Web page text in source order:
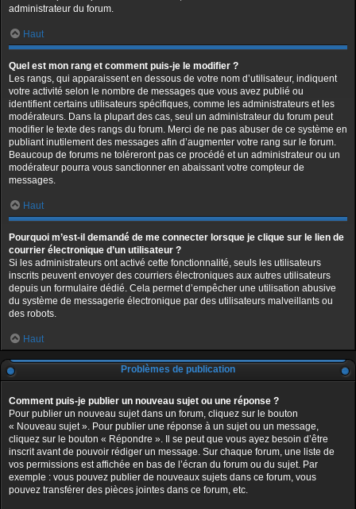
administrateur du forum.
Haut
Quel est mon rang et comment puis-je le modifier ?
Les rangs, qui apparaissent en dessous de votre nom d’utilisateur, indiquent
votre activité selon le nombre de messages que vous avez publié ou
identifient certains utilisateurs spécifiques, comme les administrateurs et les
modérateurs. Dans la plupart des cas, seul un administrateur du forum peut
modifier le texte des rangs du forum. Merci de ne pas abuser de ce système en
publiant inutilement des messages afin d’augmenter votre rang sur le forum.
Beaucoup de forums ne toléreront pas ce procédé et un administrateur ou un
modérateur pourra vous sanctionner en abaissant votre compteur de
messages.
Haut
Pourquoi m’est-il demandé de me connecter lorsque je clique sur le lien de
courrier électronique d’un utilisateur ?
Si les administrateurs ont activé cette fonctionnalité, seuls les utilisateurs
inscrits peuvent envoyer des courriers électroniques aux autres utilisateurs
depuis un formulaire dédié. Cela permet d’empêcher une utilisation abusive
du système de messagerie électronique par des utilisateurs malveillants ou
des robots.
Haut
Problèmes de publication
Comment puis-je publier un nouveau sujet ou une réponse ?
Pour publier un nouveau sujet dans un forum, cliquez sur le bouton
« Nouveau sujet ». Pour publier une réponse à un sujet ou un message,
cliquez sur le bouton « Répondre ». Il se peut que vous ayez besoin d’être
inscrit avant de pouvoir rédiger un message. Sur chaque forum, une liste de
vos permissions est affichée en bas de l’écran du forum ou du sujet. Par
exemple : vous pouvez publier de nouveaux sujets dans ce forum, vous
pouvez transférer des pièces jointes dans ce forum, etc.